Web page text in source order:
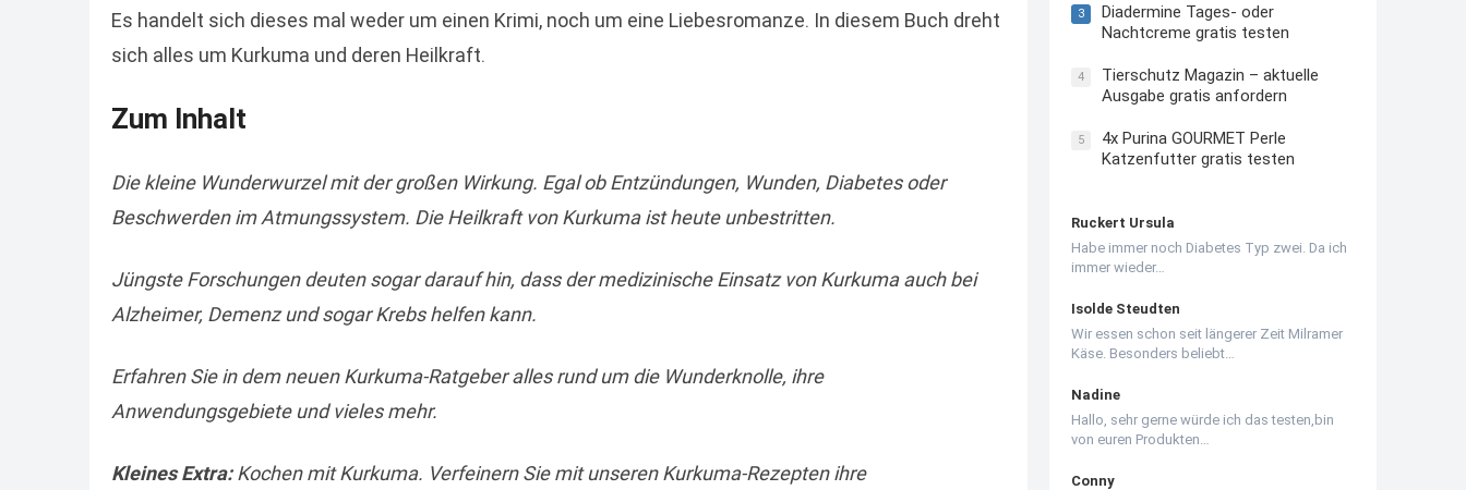
Es handelt sich dieses mal weder um einen Krimi, noch um eine Liebesromanze. In diesem Buch dreht
sich alles um Kurkuma und deren Heilkraft.
Zum Inhalt
Die kleine Wunderwurzel mit der großen Wirkung. Egal ob Entzündungen, Wunden, Diabetes oder
Beschwerden im Atmungssystem. Die Heilkraft von Kurkuma ist heute unbestritten.
Jüngste Forschungen deuten sogar darauf hin, dass der medizinische Einsatz von Kurkuma auch bei
Alzheimer, Demenz und sogar Krebs helfen kann.
Erfahren Sie in dem neuen Kurkuma-Ratgeber alles rund um die Wunderknolle, ihre
Anwendungsgebiete und vieles mehr.
Kleines Extra:Kochen mit Kurkuma. Verfeinern Sie mit unseren Kurkuma-Rezepten ihre
3
Diadermine Tages- oder
Nachtcreme gratis testen
4
Tierschutz Magazin – aktuelle
Ausgabe gratis anfordern
5
4x Purina GOURMET Perle
Katzenfutter gratis testen
Ruckert Ursula
Habe immer noch Diabetes Typ zwei. Da ich
immer wieder…
Isolde Steudten
Wir essen schon seit längerer Zeit Milramer
Käse. Besonders beliebt…
Nadine
Hallo, sehr gerne würde ich das testen,bin
von euren Produkten…
Conny